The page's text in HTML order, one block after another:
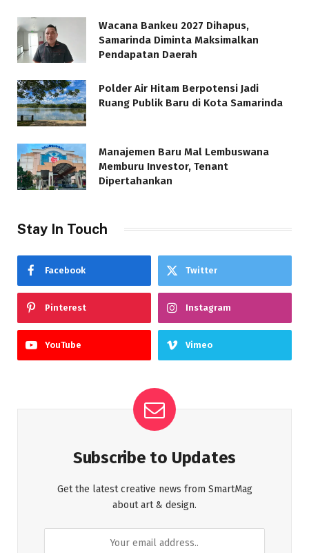
Wacana Bankeu 2027 Dihapus,
Samarinda Diminta Maksimalkan
Pendapatan Daerah
Polder Air Hitam Berpotensi Jadi
Ruang Publik Baru di Kota Samarinda
Manajemen Baru Mal Lembuswana
Memburu Investor, Tenant
Dipertahankan
Stay In Touch
Facebook Twitter
Pinterest Instagram
YouTube Vimeo
Subscribe to Updates
Get the latest creative news from SmartMag
about art & design.